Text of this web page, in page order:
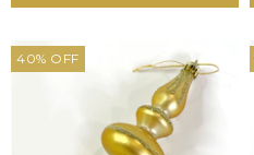
40% OFF